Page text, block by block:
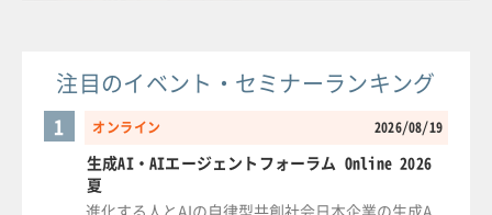
注目のイベント・セミナーランキング
オンライン 2026/08/19
1
生成AI・AIエージェントフォーラム Online 2026
夏
進化する人とAIの自律型共創社会日本企業の生成A